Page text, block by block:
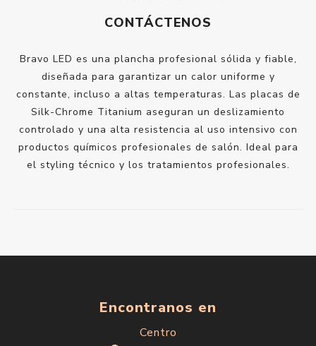
CONTÁCTENOS
Bravo LED es una plancha profesional sólida y fiable,
diseñada para garantizar un calor uniforme y
constante, incluso a altas temperaturas. Las placas de
Silk-Chrome Titanium aseguran un deslizamiento
controlado y una alta resistencia al uso intensivo con
productos químicos profesionales de salón. Ideal para
el styling técnico y los tratamientos profesionales.
Encontranos en
Centro